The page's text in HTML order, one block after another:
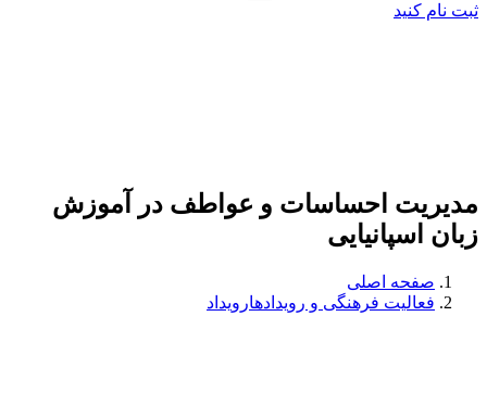
ثبت نام کنید
مدیریت احساسات و عواطف در آموزش
زبان اسپانیایی
صفحه اصلی
فعالیت فرهنگی و رویدادهارویداد